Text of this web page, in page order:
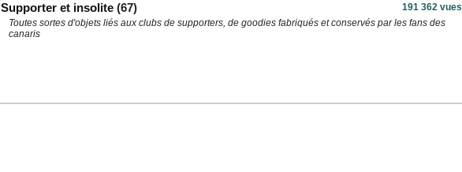
Supporter et insolite (67) 191 362 vues
Toutes sortes d'objets liés aux clubs de supporters, de goodies fabriqués et conservés par les fans des
canaris